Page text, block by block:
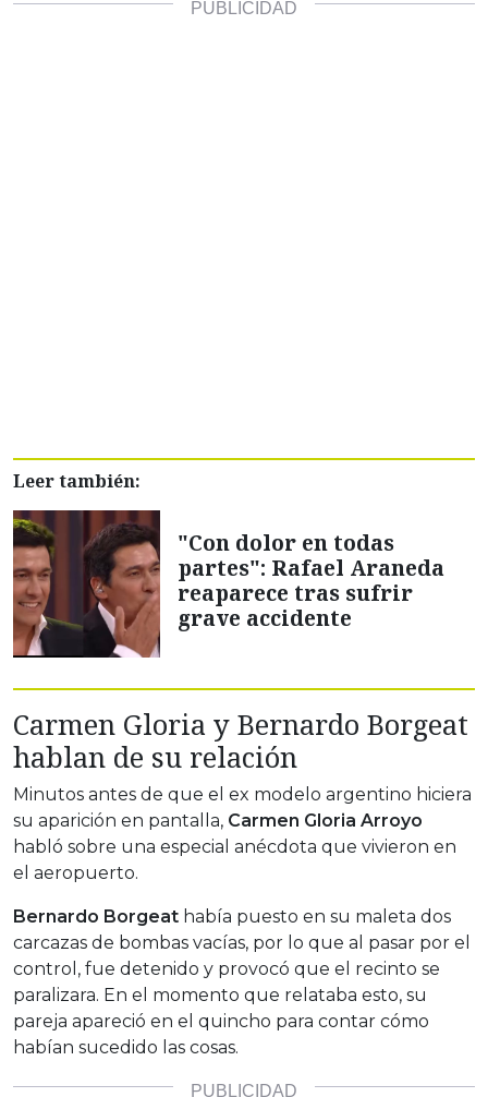
Leer también:
"Con dolor en todas
partes": Rafael Araneda
reaparece tras sufrir
grave accidente
Carmen Gloria y Bernardo Borgeat
hablan de su relación
Minutos antes de que el ex modelo argentino hiciera
su aparición en pantalla, Carmen Gloria Arroyo
habló sobre una especial anécdota que vivieron en
el aeropuerto.
Bernardo Borgeat había puesto en su maleta dos
carcazas de bombas vacías, por lo que al pasar por el
control, fue detenido y provocó que el recinto se
paralizara. En el momento que relataba esto, su
pareja apareció en el quincho para contar cómo
habían sucedido las cosas.